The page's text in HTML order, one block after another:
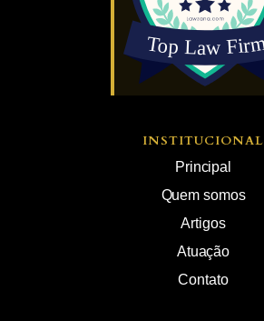
INSTITUCIONAL
Principal
Quem somos
Artigos
Atuação
Contato